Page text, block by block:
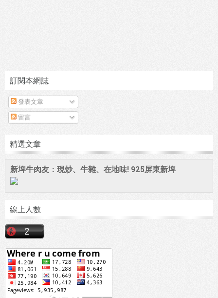
訂閱本網誌
發表文章
留言
精選文章
新埤牛肉友：現炒、牛雜、在地味! 925屏東新埤
線上人數